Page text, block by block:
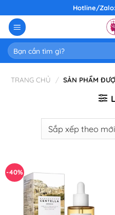
content
Hotline/Zalo:
Tìm
kiếm:
TRANG CHỦ / SẢN PHẨM
-40%